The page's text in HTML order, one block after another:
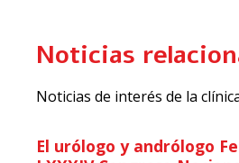
Noticias
Noticias de interés de la
El urólogo y andrólogo